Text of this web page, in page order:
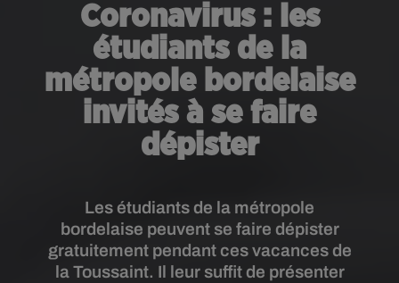
Coronavirus : les
étudiants de la
métropole bordelaise
invités à se faire
dépister
Les étudiants de la métropole
bordelaise peuvent se faire dépister
gratuitement pendant ces vacances de
la Toussaint. Il leur suffit de présenter